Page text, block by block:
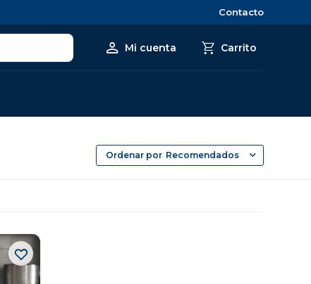
Contacto
Recomendados